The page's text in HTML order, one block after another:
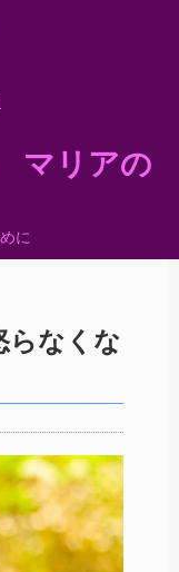
マリアの
に
らなくな